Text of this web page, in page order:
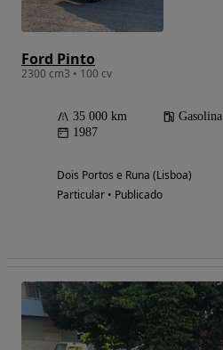
Ford Pinto
2300 cm3 • 100 cv
35 000 km Gasolina
1987
Dois Portos e Runa (Lisboa)
Particular • Publicado